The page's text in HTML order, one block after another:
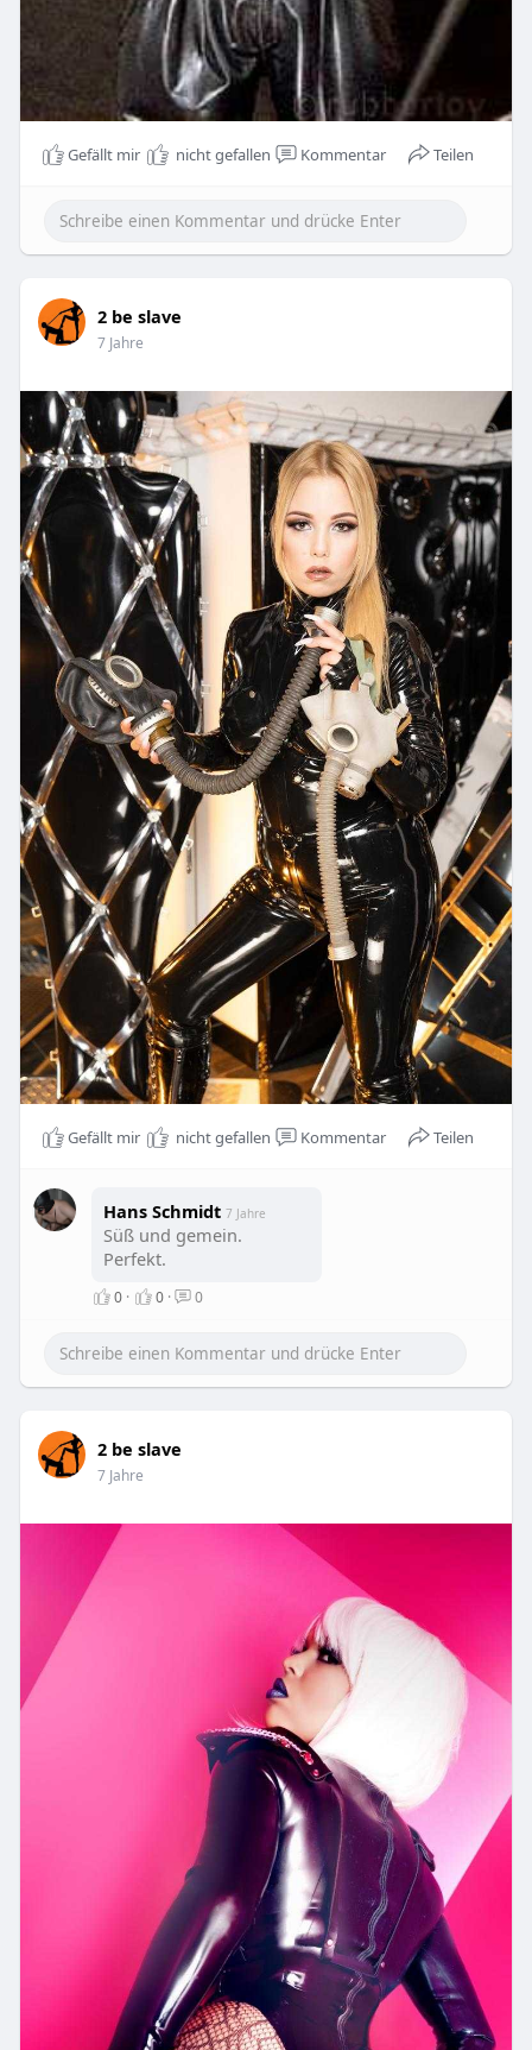
Gefällt mir nicht gefallen Kommentar Teilen
2 be slave
7 Jahre
Gefällt mir nicht gefallen Kommentar Teilen
Hans Schmidt 7 Jahre
Süß und gemein.
Perfekt.
0 · 0 · 0
2 be slave
7 Jahre